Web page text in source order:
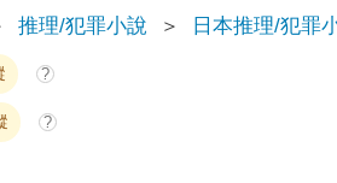
推理/犯罪小說 ＞ 日本推理/犯罪
?
?